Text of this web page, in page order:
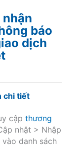
nhận
báo
dịch
chi tiết
cập thương
nhật > Nhập
danh sách